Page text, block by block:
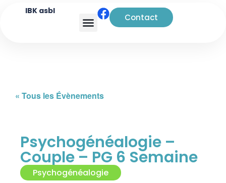
IBK asbl
Contact
« Tous les Évènements
Psychogénéalogie –
Couple – PG 6 Semaine
Psychogénéalogie